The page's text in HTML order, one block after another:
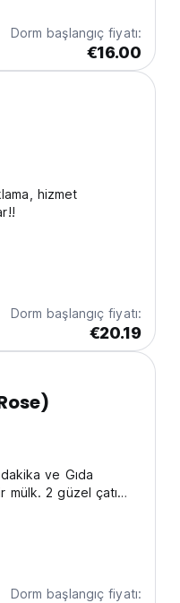
Dorm başlangıç fiyatı:
€16.00
hizmet
Dorm başlangıç fiyatı:
€20.19
ve Gıda
mülk. 2 güzel çatı
Dorm başlangıç fiyatı: